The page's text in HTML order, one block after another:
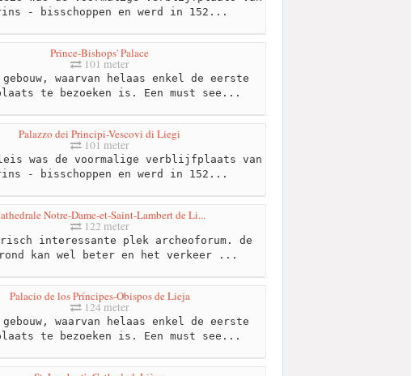
- bisschoppen en werd in 152...
Prince-Bishops' Palace
101 meter
gebouw, waarvan helaas enkel de eerste
te bezoeken is. Een must see...
Palazzo dei Principi-Vescovi di Liegi
101 meter
was de voormalige verblijfplaats van
- bisschoppen en werd in 152...
Notre-Dame-et-Saint-Lambert de Li...
122 meter
interessante plek archeoforum. de
kan wel beter en het verkeer ...
Palacio de los Príncipes-Obispos de Lieja
124 meter
gebouw, waarvan helaas enkel de eerste
te bezoeken is. Een must see...